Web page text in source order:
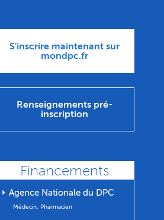
S'inscrire maintenant sur
mondpc.fr
Renseignements pré-
inscription
Financements
⏵ Agence Nationale du DPC
Médecin, Pharmacien